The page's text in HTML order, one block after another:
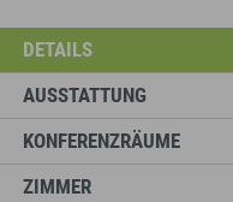
DETAILS
AUSSTATTUNG
KONFERENZRÄUME
ZIMMER